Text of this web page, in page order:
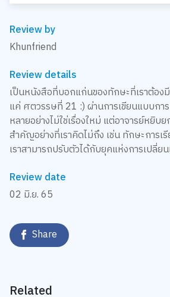
Review by
Khunfriend
Review details
เป็นหนังสือที่บอกแก่นของทักษะที่เราต้อง
แค่ ศตวรรษที่ 21 :) ผ่านการเขียนแบบการ
หลายอย่างไม่ใช่เรื่องใหม่ แต่อาจารย์หยิบ
สำคัญอย่างที่เราคิดไม่ถึง เช่น ทักษะการเ
เราสามารถปรับตัวได้กับยุคแห่งการเปลี่
Review date
02 มิ.ย. 65
Share
Related